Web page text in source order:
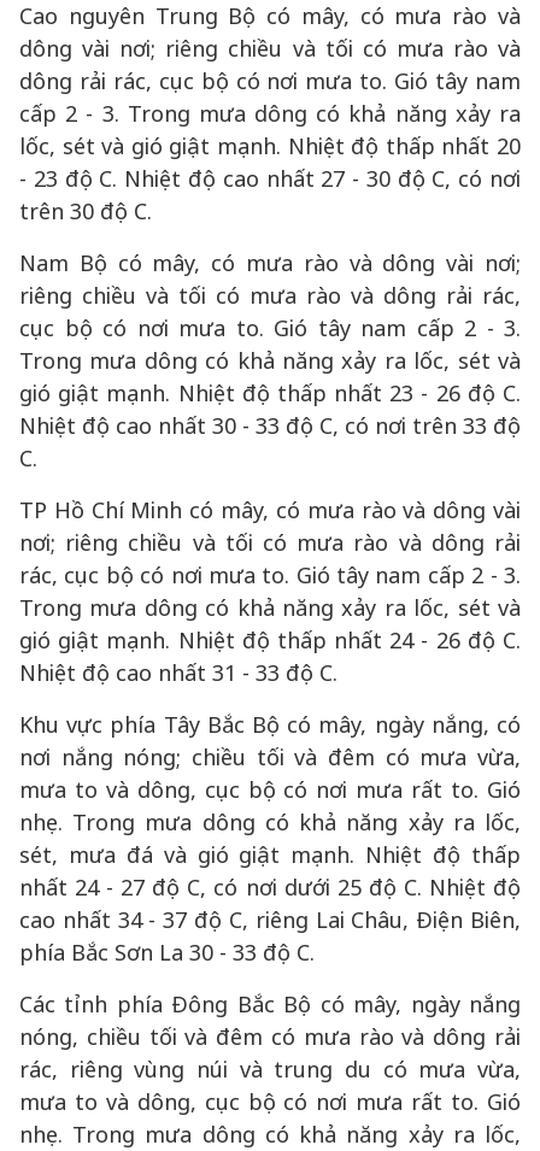
Cao nguyên Trung Bộ có mây, có mưa rào và
dông vài nơi; riêng chiều và tối có mưa rào và
dông rải rác, cục bộ có nơi mưa to. Gió tây nam
cấp 2 - 3. Trong mưa dông có khả năng xảy ra
lốc, sét và gió giật mạnh. Nhiệt độ thấp nhất 20
- 23 độ C. Nhiệt độ cao nhất 27 - 30 độ C, có nơi
trên 30 độ C.
Nam Bộ có mây, có mưa rào và dông vài nơi;
riêng chiều và tối có mưa rào và dông rải rác,
cục bộ có nơi mưa to. Gió tây nam cấp 2 - 3.
Trong mưa dông có khả năng xảy ra lốc, sét và
gió giật mạnh. Nhiệt độ thấp nhất 23 - 26 độ C.
Nhiệt độ cao nhất 30 - 33 độ C, có nơi trên 33 độ
C.
TP Hồ Chí Minh có mây, có mưa rào và dông vài
nơi; riêng chiều và tối có mưa rào và dông rải
rác, cục bộ có nơi mưa to. Gió tây nam cấp 2 - 3.
Trong mưa dông có khả năng xảy ra lốc, sét và
gió giật mạnh. Nhiệt độ thấp nhất 24 - 26 độ C.
Nhiệt độ cao nhất 31 - 33 độ C.
Khu vực phía Tây Bắc Bộ có mây, ngày nắng, có
nơi nắng nóng; chiều tối và đêm có mưa vừa,
mưa to và dông, cục bộ có nơi mưa rất to. Gió
nhẹ. Trong mưa dông có khả năng xảy ra lốc,
sét, mưa đá và gió giật mạnh. Nhiệt độ thấp
nhất 24 - 27 độ C, có nơi dưới 25 độ C. Nhiệt độ
cao nhất 34 - 37 độ C, riêng Lai Châu, Điện Biên,
phía Bắc Sơn La 30 - 33 độ C.
Các tỉnh phía Đông Bắc Bộ có mây, ngày nắng
nóng, chiều tối và đêm có mưa rào và dông rải
rác, riêng vùng núi và trung du có mưa vừa,
mưa to và dông, cục bộ có nơi mưa rất to. Gió
nhẹ. Trong mưa dông có khả năng xảy ra lốc,